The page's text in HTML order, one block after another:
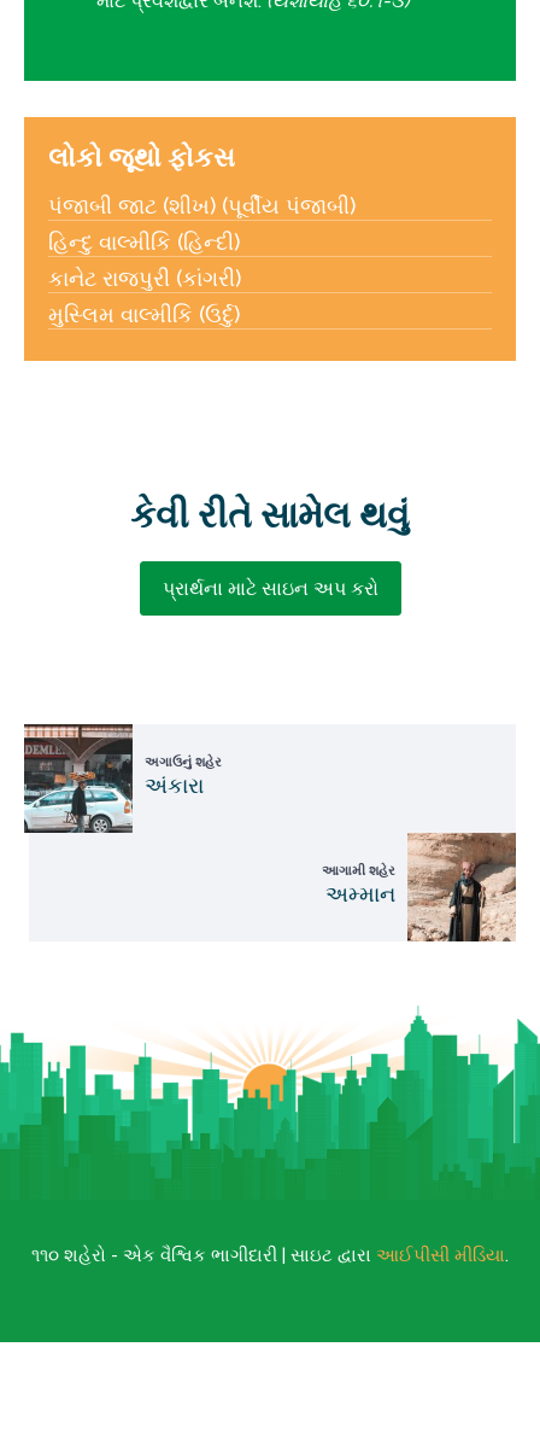
લોકો જૂથો ફોકસ
પંજાબી જાટ (શીખ) (પૂર્વીય પંજાબી)
હિન્દુ વાલ્મીકિ (હિન્દી)
કાનેટ રાજપુરી (કાંગરી)
મુસ્લિમ વાલ્મીકિ (ઉર્દુ)
કેવી રીતે સામેલ થવું
પ્રાર્થના માટે સાઇન અપ કરો
અગાઉનું શહેર
અંકારા
આગામી શહેર
અમ્માન
૧૧૦ શહેરો - એક વૈશ્વિક ભાગીદારી | સાઇટ દ્વારા આઈપીસી મીડિયા.